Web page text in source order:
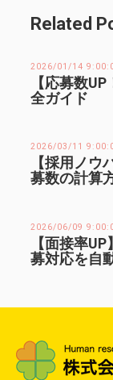
Related
2026/01/14
【応募数
全ガイド
2026/03/11
【採用ノウ
募数の計算
2026/06/09
【面接率
募対応を自